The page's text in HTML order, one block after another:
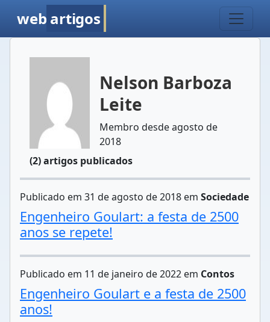
web artigos
Nelson Barboza
Leite
Membro desde agosto de
2018
(2) artigos publicados
Publicado em 31 de agosto de 2018 em Sociedade
Engenheiro Goulart: a festa de 2500
anos se repete!
Publicado em 11 de janeiro de 2022 em Contos
Engenheiro Goulart e a festa de 2500
anos!